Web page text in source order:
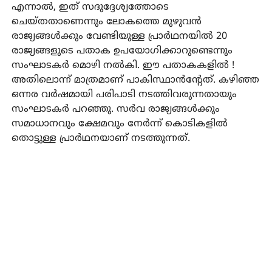
എന്നാല്‍, ഇത് സദുദ്ദേശ്യത്തോടെ
ചെയ്തതാണെന്നും ലോകത്തെ മുഴുവന്‍
രാജ്യങ്ങള്‍ക്കും വേണ്ടിയുള്ള പ്രാര്‍ഥനയില്‍ 20
രാജ്യങ്ങളുടെ പതാക ഉപയോഗിക്കാറുണ്ടെന്നും
സംഘാടകര്‍ മൊഴി നല്‍കി. ഈ പതാകകളില്‍ !
അതിലൊന്ന് മാത്രമാണ് പാകിസ്ഥാന്‍ന്റേത്. കഴിഞ്ഞ
ഒന്നര വര്‍ഷമായി പരിപാടി നടത്തിവരുന്നതായും
സംഘാടകര്‍ പറഞ്ഞു. സര്‍വ രാജ്യങ്ങള്‍ക്കും
സമാധാനവും ക്ഷേമവും നേര്‍ന്ന് കൊടികളില്‍
തൊട്ടുള്ള പ്രാര്‍ഥനയാണ് നടത്തുന്നത്.